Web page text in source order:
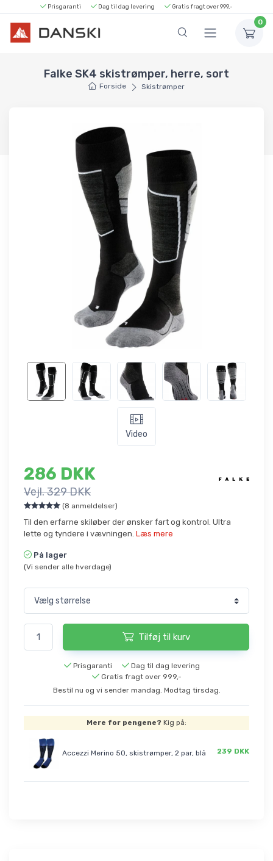
Prisgaranti Dag til dag levering Gratis fragt over 999,-
0
Falke SK4 skistrømper, herre, sort
Forside Skistrømper
Video
286 DKK
Vejl. 329 DKK
(8 anmeldelser)
Til den erfarne skiløber der ønsker fart og kontrol. Ultra
lette og tyndere i vævningen. Læs mere
På lager
(Vi sender alle hverdage)
Tilføj til kurv
Prisgaranti
Dag til dag levering
Gratis fragt over 999,-
Bestil nu og vi sender mandag. Modtag tirsdag.
Mere for pengene? Kig på:
Accezzi Merino 50, skistrømper, 2 par, blå 239 DKK